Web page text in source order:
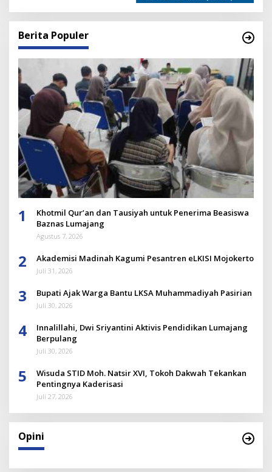
Berita Populer
1
Khotmil Qur’an dan Tausiyah untuk Penerima Beasiswa
Baznas Lumajang
Agustus 7, 2026
2 Akademisi Madinah Kagumi Pesantren eLKISI Mojokerto
Juli 31, 2026
3 Bupati Ajak Warga Bantu LKSA Muhammadiyah Pasirian
Juli 30, 2026
4
Innalillahi, Dwi Sriyantini Aktivis Pendidikan Lumajang
Berpulang
Juli 30, 2026
5
Wisuda STID Moh. Natsir XVI, Tokoh Dakwah Tekankan
Pentingnya Kaderisasi
Juli 27, 2026
Opini